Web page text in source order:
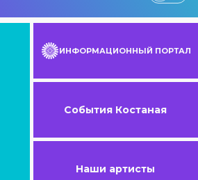
ИНФОРМАЦИОННЫЙ ПОРТАЛ
События Костаная
Наши артисты